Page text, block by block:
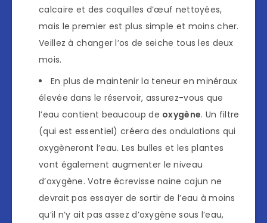
calcaire et des coquilles d’œuf nettoyées,
mais le premier est plus simple et moins cher.
Veillez à changer l’os de seiche tous les deux
mois.
En plus de maintenir la teneur en minéraux
élevée dans le réservoir, assurez-vous que
l’eau contient beaucoup de oxygène. Un filtre
(qui est essentiel) créera des ondulations qui
oxygèneront l’eau. Les bulles et les plantes
vont également augmenter le niveau
d’oxygène. Votre écrevisse naine cajun ne
devrait pas essayer de sortir de l’eau à moins
qu’il n’y ait pas assez d’oxygène sous l’eau,